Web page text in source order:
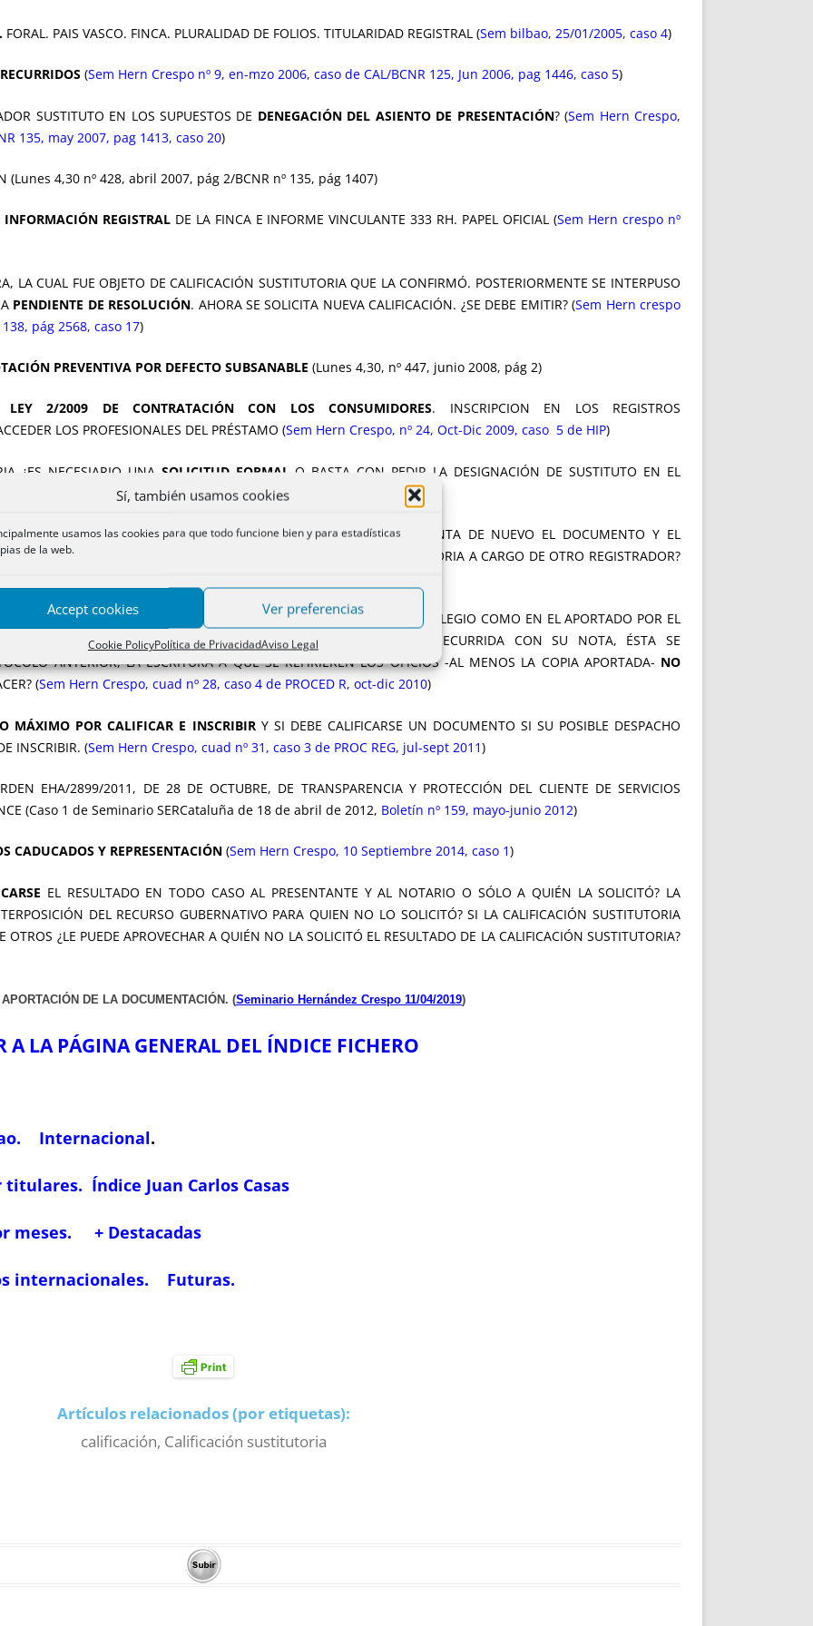
Sí, también usamos cookies
usamos las cookies para que todo funcione bien y para estadísticas
de la web.
Accept cookies Ver preferencias
Cookie PolicyPolítica de PrivacidadAviso Legal
FORAL. PAIS VASCO. FINCA. PLURALIDAD DE FOLIOS. TITULARIDAD REGISTRAL (Sem bilbao, 25/01/2005, caso 4)
(Sem Hern Crespo nº 9, en-mzo 2006, caso de CAL/BCNR 125, Jun 2006, pag 1446, caso 5)
SUSTITUTO EN LOS SUPUESTOS DE DENEGACIÓN DEL ASIENTO DE PRESENTACIÓN? (Sem Hern Crespo,
135, may 2007, pag 1413, caso 20)
(Lunes 4,30 nº 428, abril 2007, pág 2/BCNR nº 135, pág 1407)
REGISTRALDE LA FINCA E INFORME VINCULANTE 333 RH. PAPEL OFICIAL (Sem Hern crespo nº
LA CUAL FUE OBJETO DE CALIFICACIÓN SUSTITUTORIA QUE LA CONFIRMÓ. POSTERIORMENTE SE INTERPUSO
PENDIENTE DE RESOLUCIÓN. AHORA SE SOLICITA NUEVA CALIFICACIÓN. ¿SE DEBE EMITIR? (Sem Hern crespo
pág 2568, caso 17)
PREVENTIVA POR DEFECTO SUBSANABLE (Lunes 4,30, nº 447, junio 2008, pág 2)
LEY 2/2009 DE CONTRATACIÓN CON LOS CONSUMIDORES. INSCRIPCION EN LOS REGISTROS
LOS PROFESIONALES DEL PRÉSTAMO (Sem Hern Crespo, nº 24, Oct-Dic 2009, caso 5 de HIP)
¿ES NECESIARIO UNA SOLICITUD FORMAL O BASTA CON PEDIR LA DESIGNACIÓN DE SUSTITUTO EN EL
1 de PROC, jul-sept 2010/BCNR 176, pág 516)
QUE RATIFICA LA PRIMERA CALIFICACIÓN, SE PRESENTA DE NUEVO EL DOCUMENTO Y EL
NOTA DE CALIFICACIÓN. ¿CABE UNA NUEVA CALIFICACIÓN SUSTITUTORIA A CARGO DE OTRO REGISTRADOR?
SUSTITUTORIA EN QUE, TANTO EN EL OFICIO REMITIDO CON EL COLEGIO COMO EN EL APORTADO POR EL
UNA DETERMINADA ESCRITURA. PRESENTADA LA ESCRITURA RECURRIDA CON SU NOTA, ÉSTA SE
ANTERIOR, LA ESCRITURA A QUE SE REFIRIEREN LOS OFICIOS -AL MENOS LA COPIA APORTADA- NO
(Sem Hern Crespo, cuad nº 28, caso 4 de PROCED R, oct-dic 2010)
MÁXIMO POR CALIFICAR E INSCRIBIRY SI DEBE CALIFICARSE UN DOCUMENTO SI SU POSIBLE DESPACHO
INSCRIBIR. (Sem Hern Crespo, cuad nº 31, caso 3 de PROC REG, jul-sept 2011)
EHA/2899/2011, DE 28 DE OCTUBRE, DE TRANSPARENCIA Y PROTECCIÓN DEL CLIENTE DE SERVICIOS
(Caso 1 de Seminario SERCataluña de 18 de abril de 2012, Boletín nº 159, mayo-junio 2012)
CADUCADOS Y REPRESENTACIÓN (Sem Hern Crespo, 10 Septiembre 2014, caso 1)
EL RESULTADO EN TODO CASO AL PRESENTANTE Y AL NOTARIO O SÓLO A QUIÉN LA SOLICITÓ? LA
DEL RECURSO GUBERNATIVO PARA QUIEN NO LO SOLICITÓ? SI LA CALIFICACIÓN SUSTITUTORIA
¿LE PUEDE APROVECHAR A QUIÉN NO LA SOLICITÓ EL RESULTADO DE LA CALIFICACIÓN SUSTITUTORIA?
DE LA DOCUMENTACIÓN. (Seminario Hernández Crespo 11/04/2019)
A LA PÁGINA GENERAL DEL ÍNDICE FICHERO
Internacional.
titulares. Índice Juan Carlos Casas
meses. + Destacadas
internacionales. Futuras.
Artículos relacionados (por etiquetas):
calificación, Calificación sustitutoria